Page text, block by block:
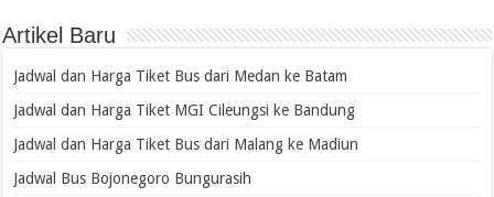
Artikel Baru
Jadwal dan Harga Tiket Bus dari Medan ke Batam
Jadwal dan Harga Tiket MGI Cileungsi ke Bandung
Jadwal dan Harga Tiket Bus dari Malang ke Madiun
Jadwal Bus Bojonegoro Bungurasih